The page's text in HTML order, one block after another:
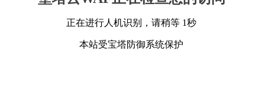
正在进行人机识别，请稍等 1秒
本站受宝塔防御系统保护